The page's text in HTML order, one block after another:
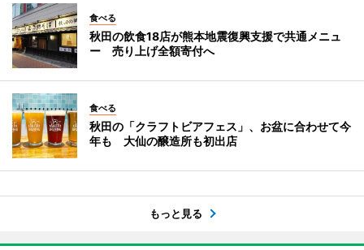
食べる
秋田の飲食18店が熊本地震復興支援で共通メニュ
ー 売り上げ全額寄付へ
食べる
秋田の「クラフトビアフェス」、お盆に合わせて今
年も 大仙の醸造所も初出店
もっと見る